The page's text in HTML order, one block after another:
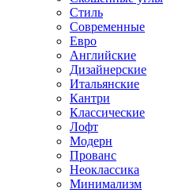
Стиль
Современные
Евро
Английские
Дизайнерские
Итальянские
Кантри
Классические
Лофт
Модерн
Прованс
Неоклассика
Минимализм